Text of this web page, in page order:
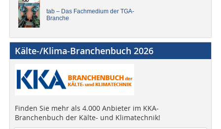
tab – Das Fachmedium der TGA-
Branche
Kälte-/Klima-Branchenbuch 2026
Finden Sie mehr als 4.000 Anbieter im KKA-
Branchenbuch der Kälte- und Klimatechnik!